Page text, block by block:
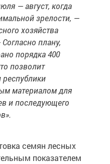
— август, когда
зрелости, —
хозяйства
плану,
порядка 400
позволит
республики
материалом для
и последующего
семян лесных
показателем